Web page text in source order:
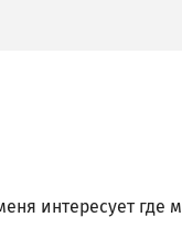
интересует где